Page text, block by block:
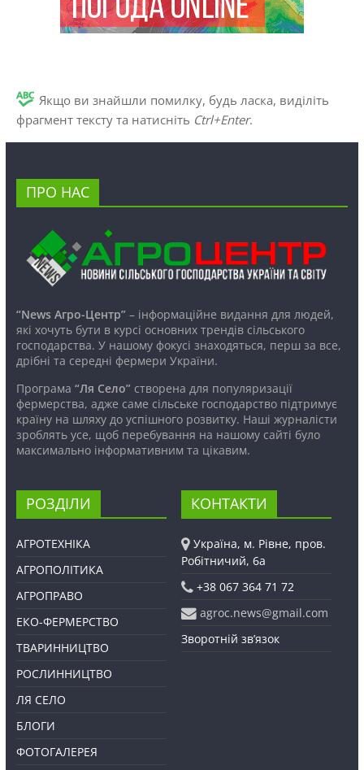
Якщо ви знайшли помилку, будь ласка, виділіть
фрагмент тексту та натисніть Ctrl+Enter.
ПРО НАС
“News Агро-Центр”– інформаційне видання для людей,
які хочуть бути в курсі основних трендів сільського
господарства. У нашому фокусі знаходяться, перш за все,
дрібні та середні фермери України.
Програма “Ля Село”створена для популяризації
фермерства, адже саме сільське господарство підтримує
країну на шляху до успішного розвитку. Наші журналісти
зроблять усе, щоб перебування на нашому сайті було
максимально інформативним та цікавим.
РОЗДІЛИ
АГРОТЕХНІКА
АГРОПОЛІТИКА
АГРОПРАВО
ЕКО-ФЕРМЕРСТВО
ТВАРИННИЦТВО
РОСЛИННИЦТВО
ЛЯ СЕЛО
БЛОГИ
ФОТОГАЛЕРЕЯ
КОНТАКТИ
Україна, м. Рівне, пров.
Робітничий, 6а
+38 067 364 71 72
agroc.news@gmail.com
Зворотній зв’язок